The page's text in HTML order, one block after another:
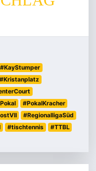
#KayStumper
#Kristanplatz
#PokalKracher
#RegionalligaSüd
#tischtennis
#TTBL